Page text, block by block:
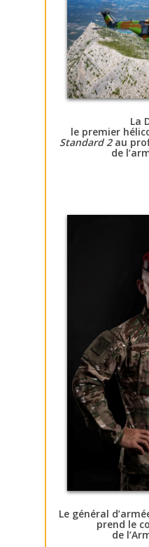
La
le premier
Standard 2au
de
Le général
prend le
de